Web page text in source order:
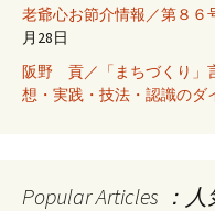
老爺心お節介情報／第８６
月28日
阪野 貢／「まちづくり」
想・実践・技法・認識の
Popular Articles ：